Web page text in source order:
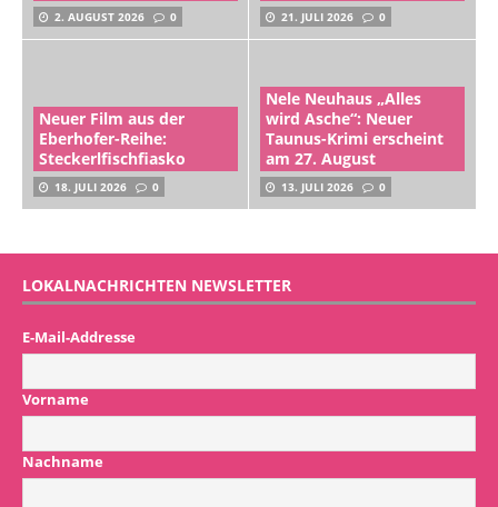
2. AUGUST 2026 0 21. JULI 2026 0
Neuer Film aus der
Eberhofer-Reihe:
Steckerlfischfiasko
18. JULI 2026 0
Nele Neuhaus „Alles
wird Asche“: Neuer
Taunus-Krimi erscheint
am 27. August
13. JULI 2026 0
LOKALNACHRICHTEN NEWSLETTER
E-Mail-Addresse
Vorname
Nachname